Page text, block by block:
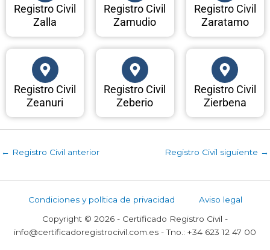
Registro Civil
Zalla
Registro Civil
Zamudio
Registro Civil
Zaratamo
Registro Civil
Zeanuri
Registro Civil
Zeberio
Registro Civil
Zierbena
← Registro Civil anterior Registro Civil siguiente →
Condiciones y política de privacidad
Aviso legal
Copyright © 2026 - Certificado Registro Civil -
info@certificadoregistrocivil.com.es - Tno.: +34 623 12 47 00